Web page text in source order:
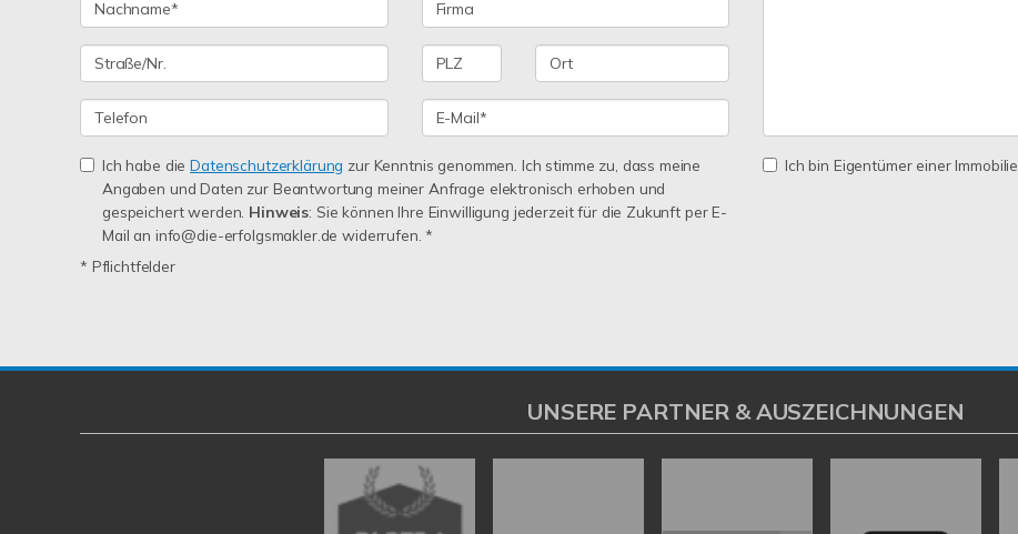
Ich habe dieDatenschutzerklärung zur Kenntnis genommen. Ich stimme zu, dass meine
Angaben und Daten zur Beantwortung meiner Anfrage elektronisch erhoben und
gespeichert werden. Hinweis: Sie können Ihre Einwilligung jederzeit für die Zukunft per E-
Mail an info@die-erfolgsmakler.de widerrufen. *
Ich bin Eigentümer einer Immobilie.
* Pflichtfelder
UNSERE PARTNER & AUSZEICHNUNGEN